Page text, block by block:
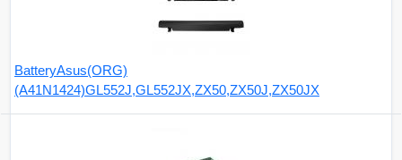
BatteryAsus(ORG)
(A41N1424)GL552J,GL552JX,ZX50,ZX50J,ZX50JX